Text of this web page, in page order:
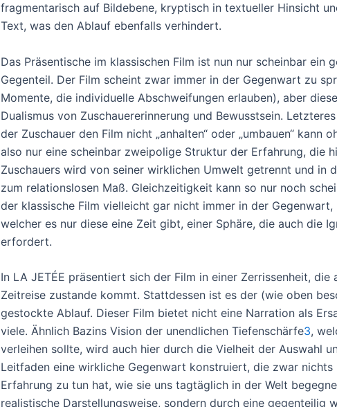
fragmentarisch auf Bildebene, kryptisch in textueller Hinsicht
Text, was den Ablauf ebenfalls verhindert.
Das Präsentische im klassischen Film ist nun nur scheinbar ein
Gegenteil. Der Film scheint zwar immer in der Gegenwart zu
Momente, die individuelle Abschweifungen erlauben), aber
Dualismus von Zuschauererinnerung und Bewusstsein.
der Zuschauer den Film nicht „anhalten“ oder „umbauen“ kann
also nur eine scheinbar zweipolige Struktur der Erfahrung, die
Zuschauers wird von seiner wirklichen Umwelt getrennt und in
zum relationslosen Maß. Gleichzeitigkeit kann so nur noch
der klassische Film vielleicht gar nicht immer in der
welcher es nur diese eine Zeit gibt, einer Sphäre, die auch die
erfordert.
In LA JETÉE präsentiert sich der Film in einer Zerrissenheit,
Zeitreise zustande kommt. Stattdessen ist es der (wie oben
gestockte Ablauf. Dieser Film bietet nicht eine Narration als
viele. Ähnlich Bazins Vision der unendlichen Tiefenschärfe3,
verleihen sollte, wird auch hier durch die Vielheit der Auswahl
Leitfaden eine wirkliche Gegenwart konstruiert, die zwar
Erfahrung zu tun hat, wie sie uns tagtäglich in der Welt
realistische Darstellungsweise, sondern durch eine gegenteilig